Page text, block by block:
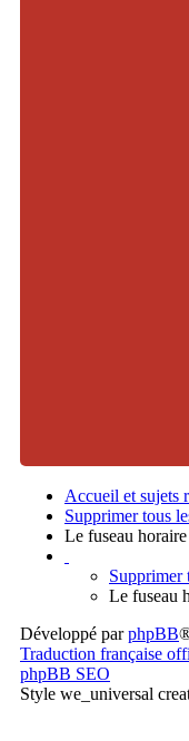
Accueil et sujets
Supprimer tous
Le fuseau
Supprimer
Le fuseau
Développé parphpBB
Traduction française
phpBB SEO
Style we_universal